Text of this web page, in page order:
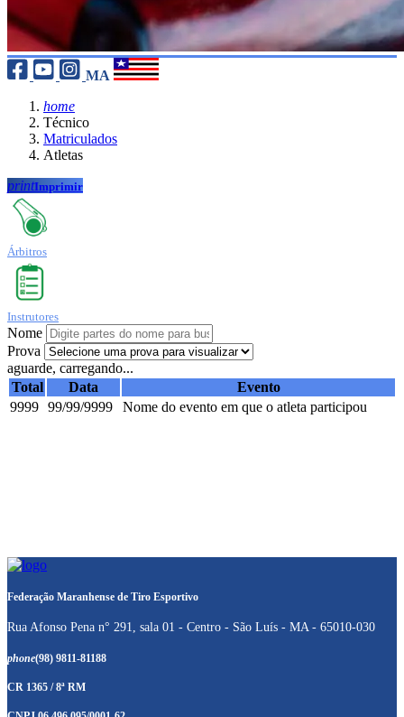
MA
home
Técnico
Matriculados
Atletas
printImprimir
Árbitros
Instrutores
Nome
Prova
aguarde, carregando...
Total
Data
Evento
9999 99/99/9999 Nome do evento em que o atleta participou
Federação Maranhense de Tiro Esportivo
Rua Afonso Pena n° 291, sala 01 - Centro - São Luís - MA - 65010-030
phone(98) 9811-81188
CR 1365 / 8ª RM